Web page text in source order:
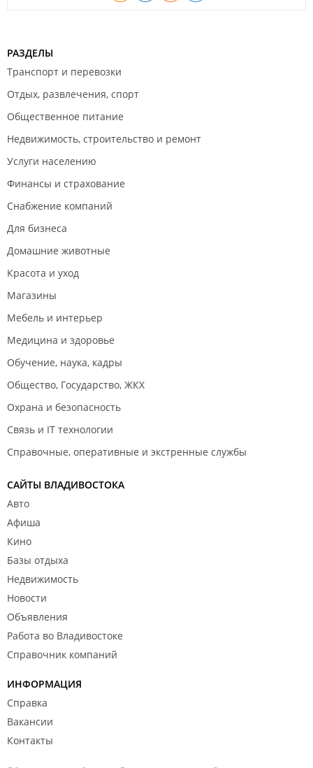
РАЗДЕЛЫ
Транспорт и перевозки
Отдых, развлечения, спорт
Общественное питание
Недвижимость, строительство и ремонт
Услуги населению
Финансы и страхование
Снабжение компаний
Для бизнеса
Домашние животные
Красота и уход
Магазины
Мебель и интерьер
Медицина и здоровье
Обучение, наука, кадры
Общество, Государство, ЖКХ
Охрана и безопасность
Связь и IT технологии
Справочные, оперативные и экстренные службы
САЙТЫ ВЛАДИВОСТОКА
Авто
Афиша
Кино
Базы отдыха
Недвижимость
Новости
Объявления
Работа во Владивостоке
Справочник компаний
ИНФОРМАЦИЯ
Справка
Вакансии
Контакты